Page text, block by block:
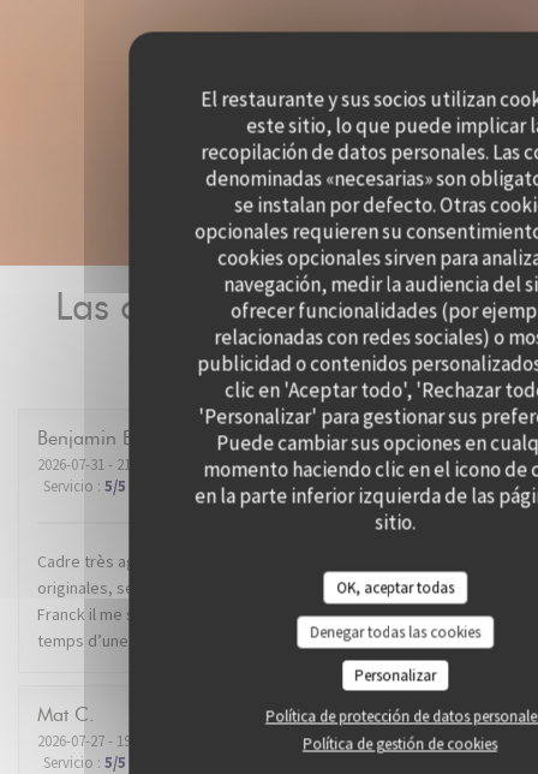
El restaurante y sus socios utilizan
este sitio, lo que puede implicar
recopilación de datos personales. Las
denominadas «necesarias» son
se instalan por defecto. Otras
opcionales requieren su
cookies opcionales sirven para
navegación, medir la audiencia del
ofrecer funcionalidades (por
relacionadas con redes sociales) o
publicidad o contenidos
clic en 'Aceptar todo', 'Rechazar
'Personalizar' para gestionar sus
Puede cambiar sus opciones en
momento haciendo clic en el icono de
en la parte inferior izquierda de las
sitio.
OK, aceptar todas
Denegar todas las cookies
Personalizar
Política de protección de datos
Política de gestión de cookies
Las opiniones de nuestros
clientes
Benjamin B
2026-07-31- 21:00 - Invitados 2
Servicio : 5/5 /5 : /5 Calidad / Precio 5
Cadre très agréable dans un super quartier de Lille. Recettes
originales, service impeccable. Mention spéciale au dénommé
Franck il me semble, qui nous a conseillé et servi avec brio le
temps d’une soirée. Je recommande.
Mat C
2026-07-27- 19:30 - Invitados 2
Servicio : 5/5